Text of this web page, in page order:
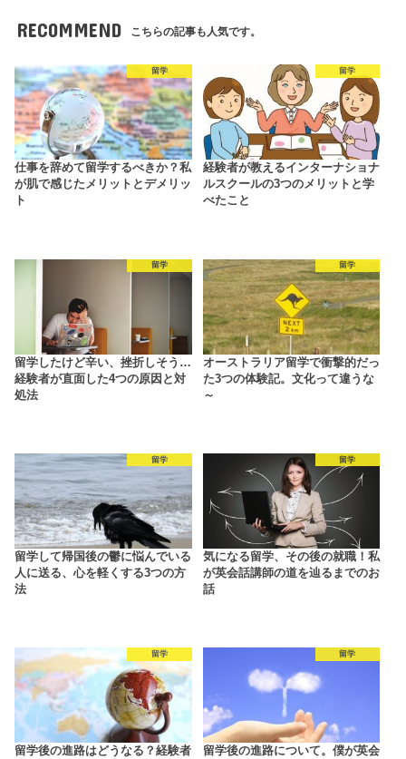
RECOMMEND こちらの記事も人気です。
留学
仕事を辞めて留学するべきか？私
が肌で感じたメリットとデメリッ
ト
留学
経験者が教えるインターナショナ
ルスクールの3つのメリットと学
べたこと
留学
留学したけど辛い、挫折しそう…
経験者が直面した4つの原因と対
処法
留学
オーストラリア留学で衝撃的だっ
た3つの体験記。文化って違うな
～
留学
留学して帰国後の鬱に悩んでいる
人に送る、心を軽くする3つの方
法
留学
気になる留学、その後の就職！私
が英会話講師の道を辿るまでのお
話
留学
留学後の進路はどうなる？経験者
留学
留学後の進路について。僕が英会